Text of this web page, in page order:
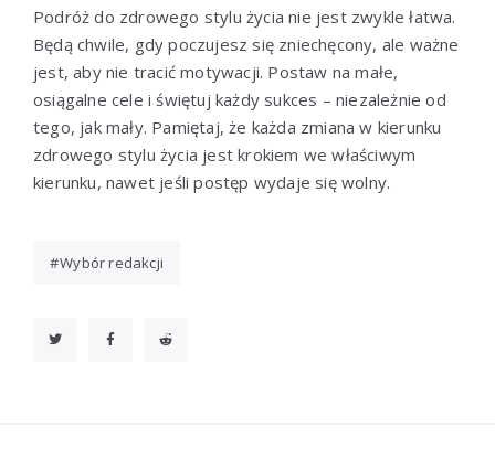
Podróż do zdrowego stylu życia nie jest zwykle łatwa.
Będą chwile, gdy poczujesz się zniechęcony, ale ważne
jest, aby nie tracić motywacji. Postaw na małe,
osiągalne cele i świętuj każdy sukces – niezależnie od
tego, jak mały. Pamiętaj, że każda zmiana w kierunku
zdrowego stylu życia jest krokiem we właściwym
kierunku, nawet jeśli postęp wydaje się wolny.
Wybór redakcji